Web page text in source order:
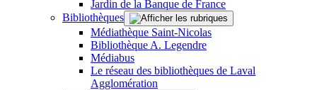
Jardin de la Banque de France
Bibliothèques
Médiathèque Saint-Nicolas
Bibliothèque A. Legendre
Médiabus
Le réseau des bibliothèques de Laval
Agglomération